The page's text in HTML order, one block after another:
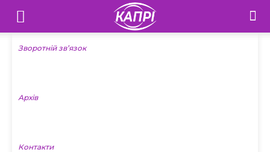
Телебачення
«Капрі»
Новини
Зворотній зв’язок
Архів
Контакти